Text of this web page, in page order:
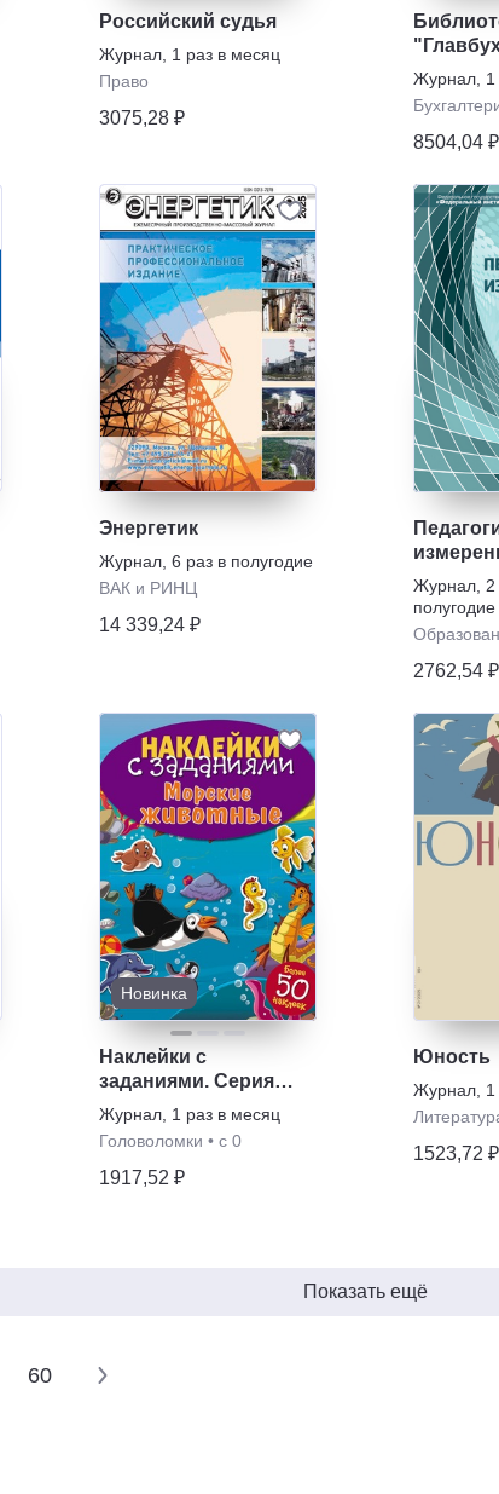
Российский судья
Журнал 1 раз в месяц
Право
3075,28 ₽
Журнал
8504,04 ₽
Энергетик
Журнал 6 раз в полугодие
ВАК и РИНЦ
14 339,24 ₽
Журнал 2
полугодие
2762,54 ₽
Новинка
Наклейки с
заданиями. Серия
детских игровых книг
Журнал 1 раз в месяц
Головоломки • с 0
1917,52 ₽
Юность
Журнал
1523,72 ₽
Показать ещё
60